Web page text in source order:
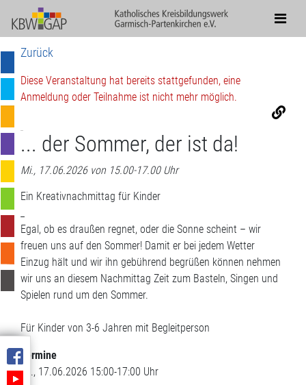
Zurück
Diese Veranstaltung hat bereits stattgefunden, eine
Anmeldung oder Teilnahme ist nicht mehr möglich.
... der Sommer, der ist da!
Mi., 17.06.2026 von 15.00-17.00 Uhr
Ein Kreativnachmittag für Kinder
Egal, ob es draußen regnet, oder die Sonne scheint – wir
freuen uns auf den Sommer! Damit er bei jedem Wetter
Einzug hält und wir ihn gebührend begrüßen können nehmen
wir uns an diesem Nachmittag Zeit zum Basteln, Singen und
Spielen rund um den Sommer.
Für Kinder von 3-6 Jahren mit Begleitperson
Termine
Mi., 17.06.2026 15:00-17:00 Uhr